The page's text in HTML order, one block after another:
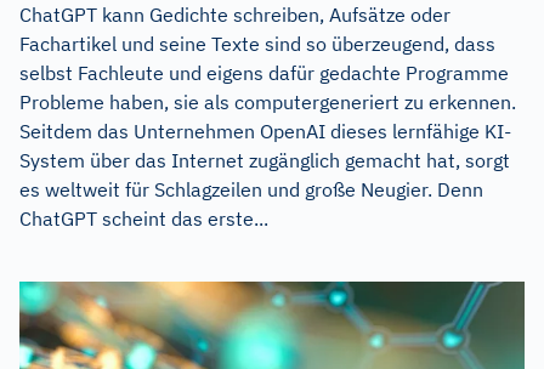
ChatGPT kann Gedichte schreiben, Aufsätze oder
Fachartikel und seine Texte sind so überzeugend, dass
selbst Fachleute und eigens dafür gedachte Programme
Probleme haben, sie als computergeneriert zu erkennen.
Seitdem das Unternehmen OpenAI dieses lernfähige KI-
System über das Internet zugänglich gemacht hat, sorgt
es weltweit für Schlagzeilen und große Neugier. Denn
ChatGPT scheint das erste...